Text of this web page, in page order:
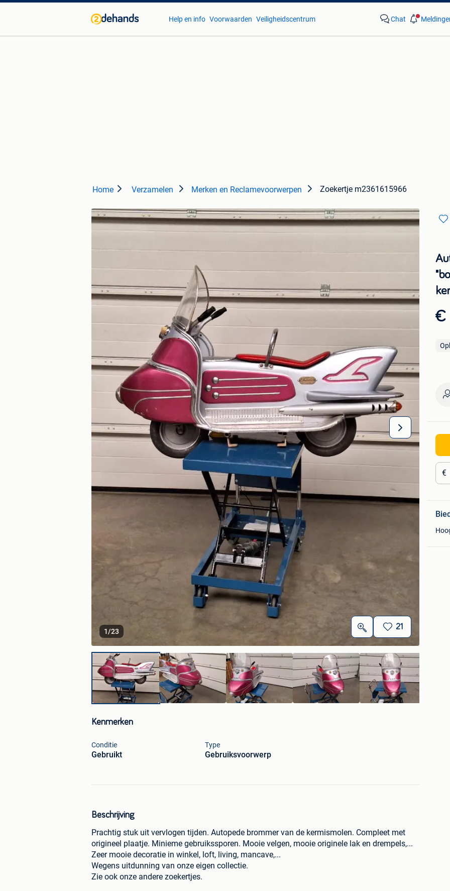
Help en info Voorwaarden Veiligheidscentrum Chat
Home Verzamelen Merken en Reclamevoorwerpen Zoekertje m2361615966
1/23
21
Kenmerken
Conditie
Gebruikt
Type
Gebruiksvoorwerp
Beschrijving
Prachtig stuk uit vervlogen tijden. Autopede brommer van de kermismolen. Compleet met
origineel plaatje. Minieme gebruikssporen. Mooie velgen, mooie originele lak en drempels,...
Zeer mooie decoratie in winkel, loft, living, mancave,...
Wegens uitdunning van onze eigen collectie.
Zie ook onze andere zoekertjes.
€
€